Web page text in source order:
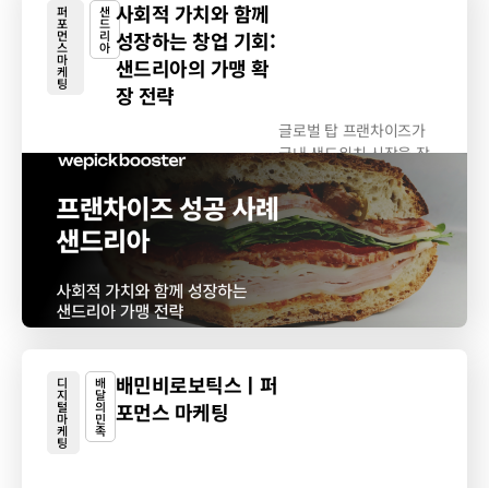
퍼
포
먼
스
마
케
팅
샌
드
리
아
사회적 가치와 함께
성장하는 창업 기회:
샌드리아의 가맹 확
장 전략
글로벌 탑 프랜차이즈가
국내 샌드위치 시장을 잠
식하고 있는...
디
지
털
마
케
팅
배
달
의
민
족
배민비로보틱스ㅣ퍼
포먼스 마케팅